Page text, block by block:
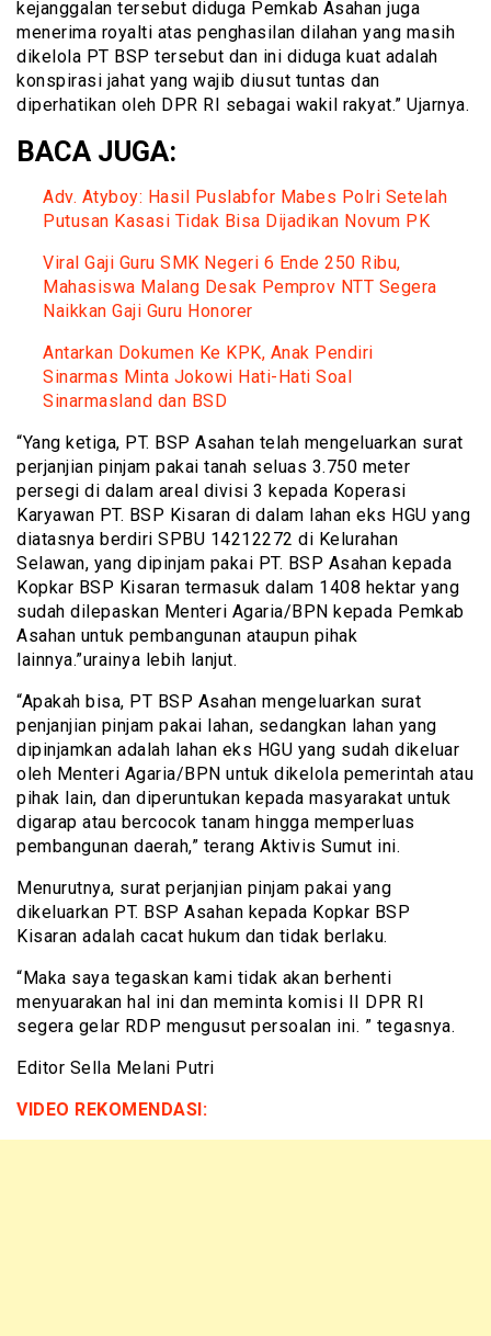
kejanggalan tersebut diduga Pemkab Asahan juga
menerima royalti atas penghasilan dilahan yang masih
dikelola PT BSP tersebut dan ini diduga kuat adalah
konspirasi jahat yang wajib diusut tuntas dan
diperhatikan oleh DPR RI sebagai wakil rakyat.” Ujarnya.
BACA JUGA:
Adv. Atyboy: Hasil Puslabfor Mabes Polri Setelah
Putusan Kasasi Tidak Bisa Dijadikan Novum PK
Viral Gaji Guru SMK Negeri 6 Ende 250 Ribu,
Mahasiswa Malang Desak Pemprov NTT Segera
Naikkan Gaji Guru Honorer
Antarkan Dokumen Ke KPK, Anak Pendiri
Sinarmas Minta Jokowi Hati-Hati Soal
Sinarmasland dan BSD
“Yang ketiga, PT. BSP Asahan telah mengeluarkan surat
perjanjian pinjam pakai tanah seluas 3.750 meter
persegi di dalam areal divisi 3 kepada Koperasi
Karyawan PT. BSP Kisaran di dalam lahan eks HGU yang
diatasnya berdiri SPBU 14212272 di Kelurahan
Selawan, yang dipinjam pakai PT. BSP Asahan kepada
Kopkar BSP Kisaran termasuk dalam 1408 hektar yang
sudah dilepaskan Menteri Agaria/BPN kepada Pemkab
Asahan untuk pembangunan ataupun pihak
lainnya.”urainya lebih lanjut.
“Apakah bisa, PT BSP Asahan mengeluarkan surat
penjanjian pinjam pakai lahan, sedangkan lahan yang
dipinjamkan adalah lahan eks HGU yang sudah dikeluar
oleh Menteri Agaria/BPN untuk dikelola pemerintah atau
pihak lain, dan diperuntukan kepada masyarakat untuk
digarap atau bercocok tanam hingga memperluas
pembangunan daerah,” terang Aktivis Sumut ini.
Menurutnya, surat perjanjian pinjam pakai yang
dikeluarkan PT. BSP Asahan kepada Kopkar BSP
Kisaran adalah cacat hukum dan tidak berlaku.
“Maka saya tegaskan kami tidak akan berhenti
menyuarakan hal ini dan meminta komisi II DPR RI
segera gelar RDP mengusut persoalan ini. ” tegasnya.
Editor Sella Melani Putri
VIDEO REKOMENDASI: